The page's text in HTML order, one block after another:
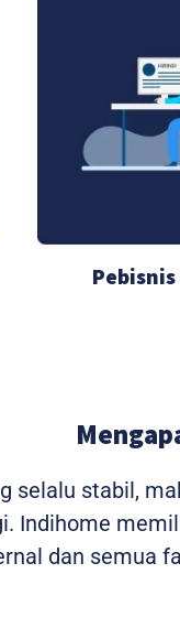
selalu stabil,
Indihome
dan semua